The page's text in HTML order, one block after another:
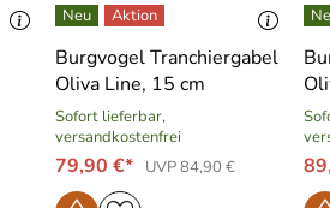
Burgvogel Tranchiergabel
Oliva Line, 15 cm
Sofort lieferbar,
versandkostenfrei
79,90 €* UVP 84,90 €